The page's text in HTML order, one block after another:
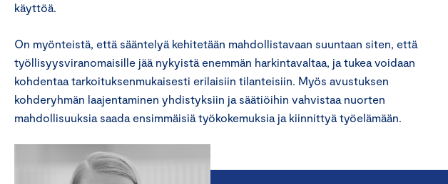
käyttöä.
On myönteistä, että sääntelyä kehitetään mahdollistavaan suuntaan siten, että
työllisyysviranomaisille jää nykyistä enemmän harkintavaltaa, ja tukea voidaan
kohdentaa tarkoituksenmukaisesti erilaisiin tilanteisiin. Myös avustuksen
kohderyhmän laajentaminen yhdistyksiin ja säätiöihin vahvistaa nuorten
mahdollisuuksia saada ensimmäisiä työkokemuksia ja kiinnittyä työelämään.